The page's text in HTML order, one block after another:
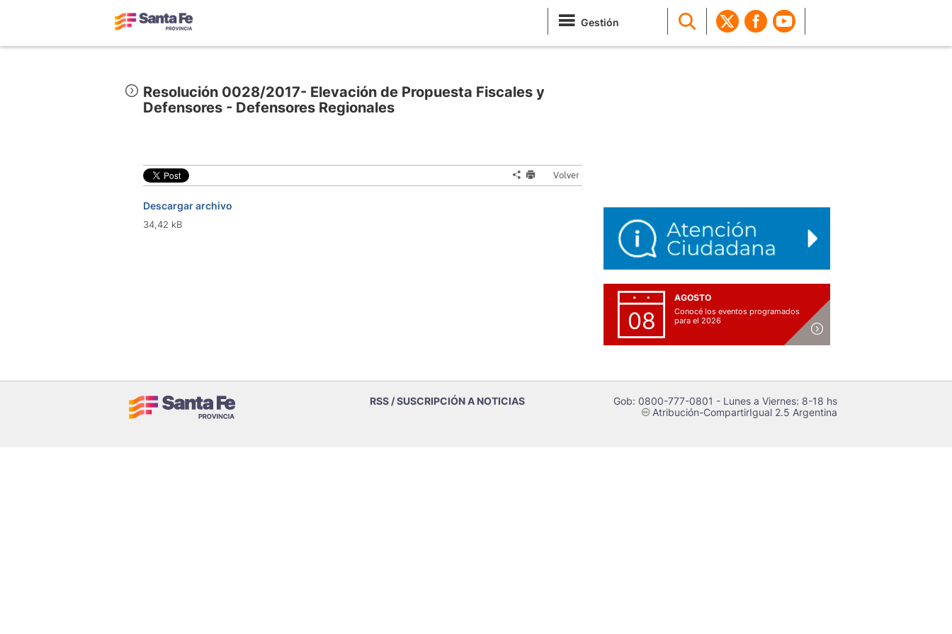
Gestión
Resolución 0028/2017- Elevación de Propuesta Fiscales y
Defensores - Defensores Regionales
Volver
Descargar archivo
34,42 kB
08
AGOSTO
Conocé los eventos programados
para el 2026
RSS / SUSCRIPCIÓN A NOTICIAS Gob: 0800-777-0801 - Lunes a Viernes: 8-18 hs
cAtribución-CompartirIgual 2.5 Argentina